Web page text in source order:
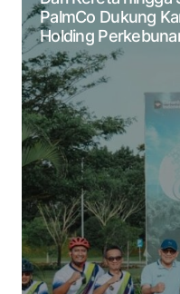
PalmCo Dukung
Holding